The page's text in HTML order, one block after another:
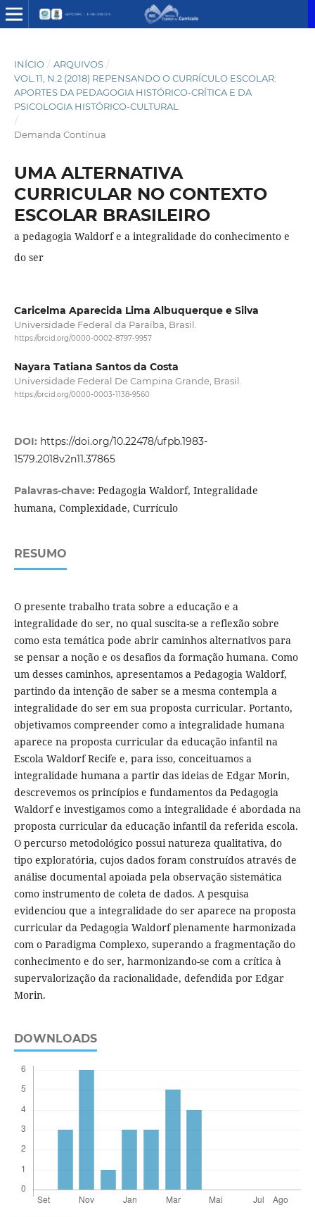
INÍCIO / ARQUIVOS /
VOL.11, N.2 (2018) REPENSANDO O CURRÍCULO ESCOLAR:
APORTES DA PEDAGOGIA HISTÓRICO-CRÍTICA E DA
PSICOLOGIA HISTÓRICO-CULTURAL
/
Demanda Contínua
UMA ALTERNATIVA
CURRICULAR NO CONTEXTO
ESCOLAR BRASILEIRO
a pedagogia Waldorf e a integralidade do conhecimento e
do ser
Caricelma Aparecida Lima Albuquerque e Silva
Universidade Federal da Paraíba, Brasil.
https://orcid.org/0000-0002-8797-9957
Nayara Tatiana Santos da Costa
Universidade Federal De Campina Grande, Brasil.
https://orcid.org/0000-0003-1138-9560
DOI: https://doi.org/10.22478/ufpb.1983-
1579.2018v2n11.37865
Palavras-chave: Pedagogia Waldorf, Integralidade
humana, Complexidade, Currículo
RESUMO
O presente trabalho trata sobre a educação e a
integralidade do ser, no qual suscita-se a reflexão sobre
como esta temática pode abrir caminhos alternativos para
se pensar a noção e os desafios da formação humana. Como
um desses caminhos, apresentamos a Pedagogia Waldorf,
partindo da intenção de saber se a mesma contempla a
integralidade do ser em sua proposta curricular. Portanto,
objetivamos compreender como a integralidade humana
aparece na proposta curricular da educação infantil na
Escola Waldorf Recife e, para isso, conceituamos a
integralidade humana a partir das ideias de Edgar Morin,
descrevemos os princípios e fundamentos da Pedagogia
Waldorf e investigamos como a integralidade é abordada na
proposta curricular da educação infantil da referida escola.
O percurso metodológico possui natureza qualitativa, do
tipo exploratória, cujos dados foram construídos através de
análise documental apoiada pela observação sistemática
como instrumento de coleta de dados. A pesquisa
evidenciou que a integralidade do ser aparece na proposta
curricular da Pedagogia Waldorf plenamente harmonizada
com o Paradigma Complexo, superando a fragmentação do
conhecimento e do ser, harmonizando-se com a crítica à
supervalorização da racionalidade, defendida por Edgar
Morin.
DOWNLOADS